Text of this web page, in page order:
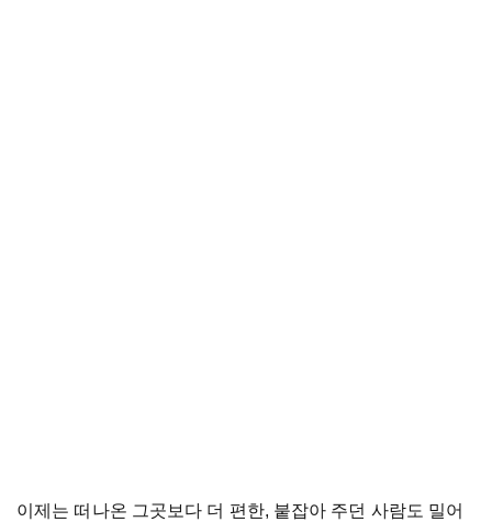
이제는 떠나온 그곳보다 더 편한, 붙잡아 주던 사람도 밀어